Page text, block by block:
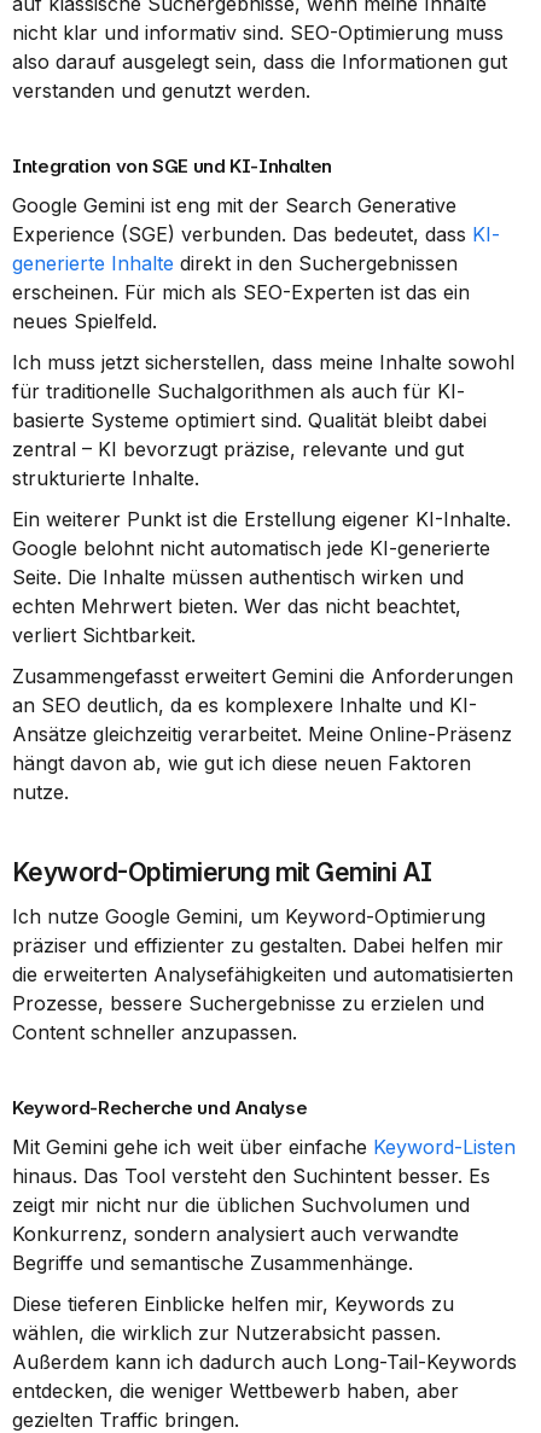
nicht klar und informativ sind. SEO-Optimierung muss
also darauf ausgelegt sein, dass die Informationen gut
verstanden und genutzt werden.
Integration von SGE und KI-Inhalten
Google Gemini ist eng mit der Search Generative
Experience (SGE) verbunden. Das bedeutet, dass KI-
generierte Inhalte direkt in den Suchergebnissen
erscheinen. Für mich als SEO-Experten ist das ein
neues Spielfeld.
Ich muss jetzt sicherstellen, dass meine Inhalte sowohl
für traditionelle Suchalgorithmen als auch für KI-
basierte Systeme optimiert sind. Qualität bleibt dabei
zentral – KI bevorzugt präzise, relevante und gut
strukturierte Inhalte.
Ein weiterer Punkt ist die Erstellung eigener KI-Inhalte.
Google belohnt nicht automatisch jede KI-generierte
Seite. Die Inhalte müssen authentisch wirken und
echten Mehrwert bieten. Wer das nicht beachtet,
verliert Sichtbarkeit.
Zusammengefasst erweitert Gemini die Anforderungen
an SEO deutlich, da es komplexere Inhalte und KI-
Ansätze gleichzeitig verarbeitet. Meine Online-Präsenz
hängt davon ab, wie gut ich diese neuen Faktoren
nutze.
Keyword-Optimierung mit Gemini AI
Ich nutze Google Gemini, um Keyword-Optimierung
präziser und effizienter zu gestalten. Dabei helfen mir
die erweiterten Analysefähigkeiten und automatisierten
Prozesse, bessere Suchergebnisse zu erzielen und
Content schneller anzupassen.
Keyword-Recherche und Analyse
Mit Gemini gehe ich weit über einfache Keyword-Listen
hinaus. Das Tool versteht den Suchintent besser. Es
zeigt mir nicht nur die üblichen Suchvolumen und
Konkurrenz, sondern analysiert auch verwandte
Begriffe und semantische Zusammenhänge.
Diese tieferen Einblicke helfen mir, Keywords zu
wählen, die wirklich zur Nutzerabsicht passen.
Außerdem kann ich dadurch auch Long-Tail-Keywords
entdecken, die weniger Wettbewerb haben, aber
gezielten Traffic bringen.